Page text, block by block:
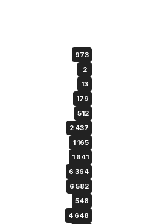
973
2
13
179
512
2 437
1 165
1 641
6 364
6 582
548
4 648